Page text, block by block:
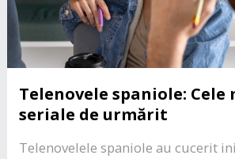
Telenovele spaniole: Cele
seriale de urmărit
Telenovelele spaniole au cucerit